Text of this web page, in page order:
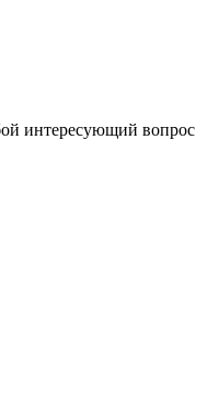
интересующий вопрос